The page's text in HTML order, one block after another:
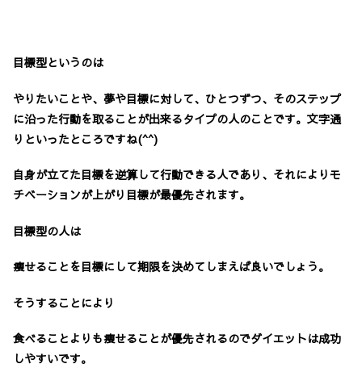
目標型というのは
やりたいことや、夢や目標に対して、ひとつずつ、そのステップ
に沿った行動を取ることが出来るタイプの人のことです。文字通
りといったところですね(^^)
自身が立てた目標を逆算して行動できる人であり、それによりモ
チベーションが上がり目標が最優先されます。
目標型の人は
痩せることを目標にして期限を決めてしまえば良いでしょう。
そうすることにより
食べることよりも痩せることが優先されるのでダイエットは成功
しやすいです。